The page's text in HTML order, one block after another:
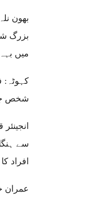
بھون
بزرگ
میں بہہ
کہوٹہ:
شخص
افراد
عمران